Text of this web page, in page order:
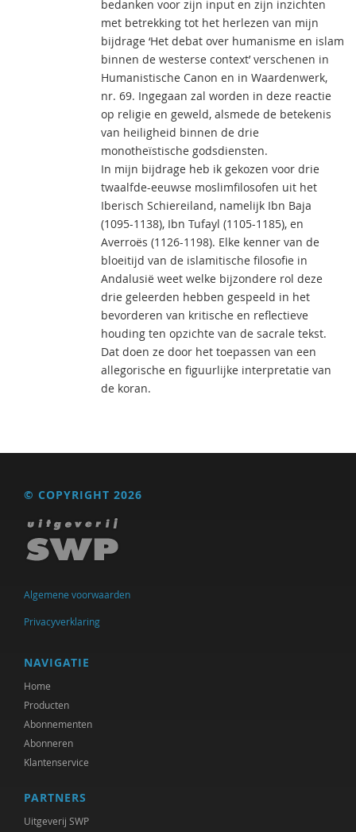
bedanken voor zijn input en zijn inzichten
met betrekking tot het herlezen van mijn
bijdrage ‘Het debat over humanisme en islam
binnen de westerse context’ verschenen in
Humanistische Canon en in Waardenwerk,
nr. 69. Ingegaan zal worden in deze reactie
op religie en geweld, alsmede de betekenis
van heiligheid binnen de drie
monotheïstische godsdiensten.
In mijn bijdrage heb ik gekozen voor drie
twaalfde-eeuwse moslimfilosofen uit het
Iberisch Schiereiland, namelijk Ibn Baja
(1095-1138), Ibn Tufayl (1105-1185), en
Averroës (1126-1198). Elke kenner van de
bloeitijd van de islamitische filosofie in
Andalusië weet welke bijzondere rol deze
drie geleerden hebben gespeeld in het
bevorderen van kritische en reflectieve
houding ten opzichte van de sacrale tekst.
Dat doen ze door het toepassen van een
allegorische en figuurlijke interpretatie van
de koran.
© COPYRIGHT 2026
Algemene voorwaarden
Privacyverklaring
NAVIGATIE
Home
Producten
Abonnementen
Abonneren
Klantenservice
PARTNERS
Uitgeverij SWP